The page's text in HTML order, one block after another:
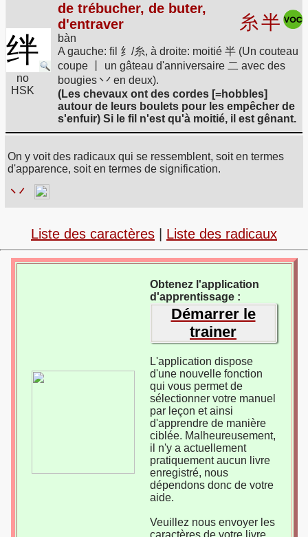
绊
no
HSK
de trébucher, de buter,
d'entraver
bàn
糸半
A gauche: fil 纟/糸, à droite: moitié 半 (Un couteau
coupe 丨 un gâteau d'anniversaire 二 avec des
bougies 丷 en deux).
(Les chevaux ont des cordes [=hobbles]
autour de leurs boulets pour les empêcher de
s'enfuir) Si le fil n'est qu'à moitié, il est gênant.
On y voit des radicaux qui se ressemblent, soit en termes
d'apparence, soit en termes de signification.
丷
Liste des caractères Liste des radicaux
Obtenez l'application
d'apprentissage :
Démarrer le
trainer
L'application dispose
d'une nouvelle fonction
qui vous permet de
sélectionner votre manuel
par leçon et ainsi
d'apprendre de manière
ciblée. Malheureusement,
il n'y a actuellement
pratiquement aucun livre
enregistré, nous
dépendons donc de votre
aide.
Veuillez nous envoyer les
caractères de votre livre